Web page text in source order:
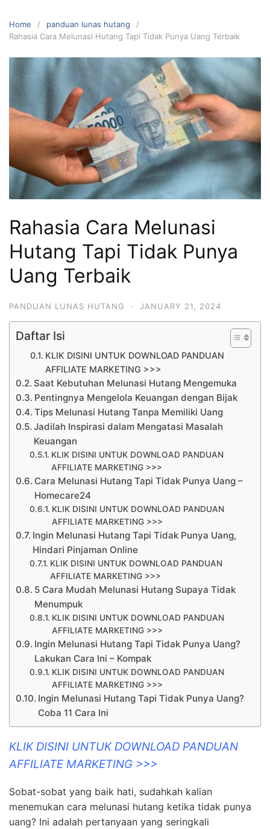
Home
panduan lunas hutang
Rahasia Cara Melunasi Hutang Tapi Tidak Punya Uang Terbaik
Rahasia Cara Melunasi
Hutang Tapi Tidak Punya
Uang Terbaik
PANDUAN LUNAS HUTANG · JANUARY 21, 2024
Daftar Isi
KLIK DISINI UNTUK DOWNLOAD PANDUAN
AFFILIATE MARKETING >>>
Saat Kebutuhan Melunasi Hutang Mengemuka
Pentingnya Mengelola Keuangan dengan Bijak
Tips Melunasi Hutang Tanpa Memiliki Uang
Jadilah Inspirasi dalam Mengatasi Masalah
Keuangan
KLIK DISINI UNTUK DOWNLOAD PANDUAN
AFFILIATE MARKETING >>>
Cara Melunasi Hutang Tapi Tidak Punya Uang –
Homecare24
KLIK DISINI UNTUK DOWNLOAD PANDUAN
AFFILIATE MARKETING >>>
Ingin Melunasi Hutang Tapi Tidak Punya Uang,
Hindari Pinjaman Online
KLIK DISINI UNTUK DOWNLOAD PANDUAN
AFFILIATE MARKETING >>>
5 Cara Mudah Melunasi Hutang Supaya Tidak
Menumpuk
KLIK DISINI UNTUK DOWNLOAD PANDUAN
AFFILIATE MARKETING >>>
Ingin Melunasi Hutang Tapi Tidak Punya Uang?
Lakukan Cara Ini – Kompak
KLIK DISINI UNTUK DOWNLOAD PANDUAN
AFFILIATE MARKETING >>>
Ingin Melunasi Hutang Tapi Tidak Punya Uang?
Coba 11 Cara Ini
KLIK DISINI UNTUK DOWNLOAD PANDUAN
AFFILIATE MARKETING >>>
Sobat-sobat yang baik hati, sudahkah kalian
menemukan cara melunasi hutang ketika tidak punya
uang? Ini adalah pertanyaan yang seringkali